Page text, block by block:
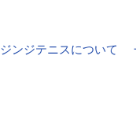
ジンジテニスについて